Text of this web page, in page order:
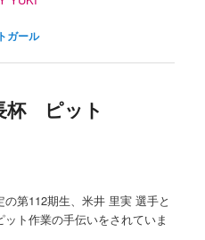
ガール
杯 ピット
第112期生、米井 里実 選手と
ト作業の手伝いをされていま